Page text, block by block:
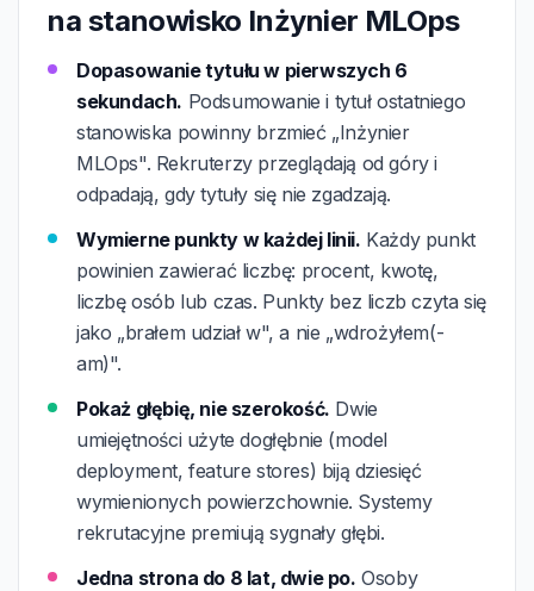
na stanowisko Inżynier MLOps
Dopasowanie tytułu w pierwszych 6
sekundach. Podsumowanie i tytuł ostatniego
stanowiska powinny brzmieć „Inżynier
MLOps". Rekruterzy przeglądają od góry i
odpadają, gdy tytuły się nie zgadzają.
Wymierne punkty w każdej linii. Każdy punkt
powinien zawierać liczbę: procent, kwotę,
liczbę osób lub czas. Punkty bez liczb czyta się
jako „brałem udział w", a nie „wdrożyłem(-
am)".
Pokaż głębię, nie szerokość. Dwie
umiejętności użyte dogłębnie (model
deployment, feature stores) biją dziesięć
wymienionych powierzchownie. Systemy
rekrutacyjne premiują sygnały głębi.
Jedna strona do 8 lat, dwie po. Osoby